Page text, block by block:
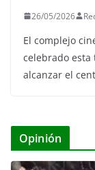
26/05/2026
El complejo
celebrado
alcanzar el
Opinión